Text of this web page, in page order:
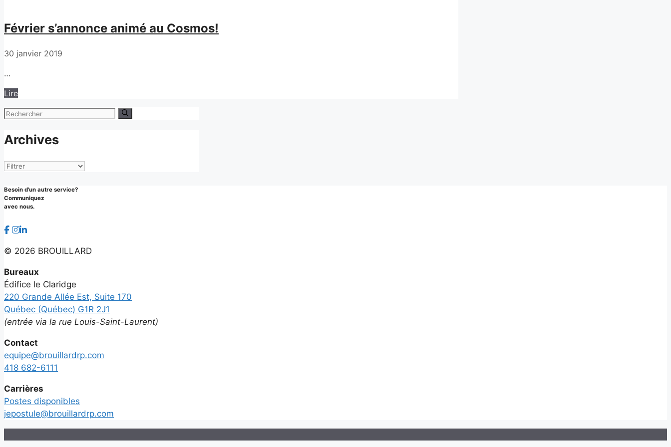
Février s’annonce animé au Cosmos!
30 janvier 2019
…
Lire
Rechercher :
Archives
Archives
Besoin d'un autre service?
Communiquez
avec nous.
© 2026 BROUILLARD
Bureaux
Édifice le Claridge
220 Grande Allée Est, Suite 170
Québec (Québec) G1R 2J1
(entrée via la rue Louis-Saint-Laurent)
Contact
equipe@brouillardrp.com
418 682-6111
Carrières
Postes disponibles
jepostule@brouillardrp.com